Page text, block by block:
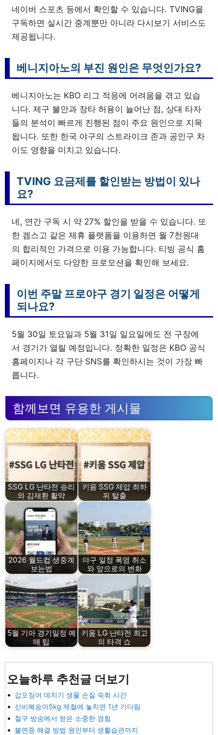
네이버 스포츠 등에서 확인할 수 있습니다. TVING을
구독하면 실시간 중계뿐만 아니라 다시보기 서비스도
제공됩니다.
베니지아노의 부진 원인은 무엇인가요?
베니지아노는 KBO 리그 적응에 어려움을 겪고 있습
니다. 제구 불안과 장타 허용이 늘어난 점, 상대 타자
들의 분석이 빠르게 진행된 점이 주요 원인으로 지목
됩니다. 또한 한국 야구의 스트라이크 존과 공인구 차
이도 영향을 미치고 있습니다.
TVING 요금제를 할인받는 방법이 있나
요?
네, 연간 구독 시 약 27% 할인을 받을 수 있습니다. 또
한 겜스고 같은 제휴 플랫폼을 이용하면 월 7천원대
의 합리적인 가격으로 이용 가능합니다. 티빙 공식 홈
페이지에서도 다양한 프로모션을 확인해 보세요.
이번 주말 프로야구 경기 일정은 어떻게
되나요?
5월 30일 토요일과 5월 31일 일요일에도 전 구장에
서 경기가 열릴 예정입니다. 정확한 일정은 KBO 공식
홈페이지나 각 구단 SNS를 확인하시는 것이 가장 빠
릅니다.
함께보면 유용한 게시물
SSG LG 난타전 승리
와 김재환 활약
키움 SSG 제압 최하
위 탈출
2026 월드컵 생중계
보는법
야구 일정 폭염 취소
와 앞으로의 변화
5월 기아 경기일정 예
매 팁
키움 LG 난타전 최고
의 타격 쇼
오늘하루 추천글 더보기
갑오징어 데치기 생물 손질 숙회 시간
신비복숭아5kg 제철에 놓치면 1년 기다림
철구 방송에서 얻은 소중한 경험
불면증 해결 방법 원인부터 생활습관까지